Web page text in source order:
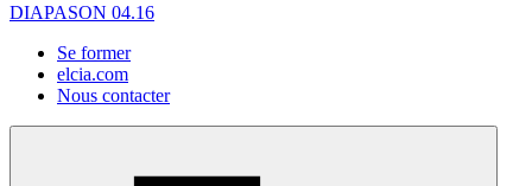
DIAPASON 04.16
Se former
elcia.com
Nous contacter